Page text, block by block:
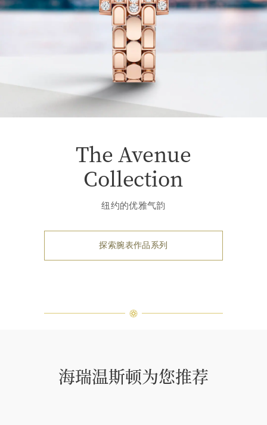
The Avenue
Collection
纽约的优雅气韵
探索腕表作品系列
海瑞温斯顿为您推荐